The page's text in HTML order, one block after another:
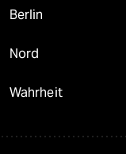
Berlin
Nord
Wahrheit